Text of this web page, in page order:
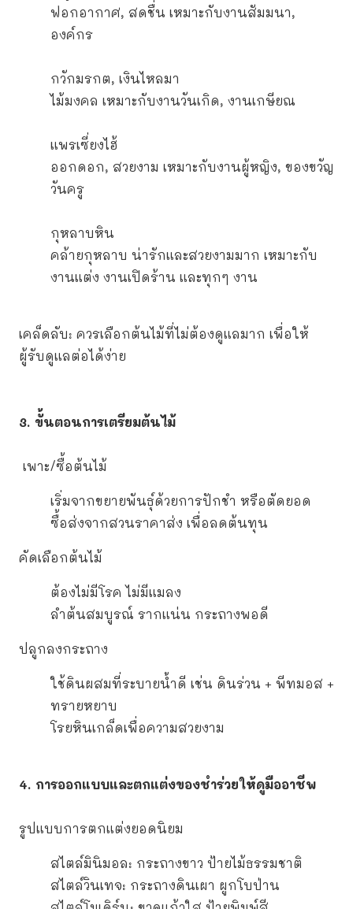
ฟอกอากาศ, สดชื่น เหมาะกับงานสัมมนา,
องค์กร
กวักมรกต, เงินไหลมา
ไม้มงคล เหมาะกับงานวันเกิด, งานเกษียณ
แพรเซี่ยงไฮ้
ออกดอก, สวยงาม เหมาะกับงานผู้หญิง, ของขวัญ
วันครู
กุหลาบหิน
คล้ายกุหลาบ น่ารักและสวยงามมาก เหมาะกับ
งานแต่ง งานเปิดร้าน และทุกๆ งาน
เคล็ดลับ: ควรเลือกต้นไม้ที่ไม่ต้องดูแลมาก เพื่อให้
ผู้รับดูแลต่อได้ง่าย
3. ขั้นตอนการเตรียมต้นไม้
เพาะ/ซื้อต้นไม้
เริ่มจากขยายพันธุ์ด้วยการปักชำ หรือตัดยอด
ซื้อส่งจากสวนราคาส่ง เพื่อลดต้นทุน
คัดเลือกต้นไม้
ต้องไม่มีโรค ไม่มีแมลง
ลำต้นสมบูรณ์ รากแน่น กระถางพอดี
ปลูกลงกระถาง
ใช้ดินผสมที่ระบายน้ำดี เช่น ดินร่วน + พีทมอส +
ทรายหยาบ
โรยหินเกล็ดเพื่อความสวยงาม
4. การออกแบบและตกแต่งของชำร่วยให้ดูมืออาชีพ
รูปแบบการตกแต่งยอดนิยม
สไตล์มินิมอล: กระถางขาว ป้ายไม้ธรรมชาติ
สไตล์วินเทจ: กระถางดินเผา ผูกโบป่าน